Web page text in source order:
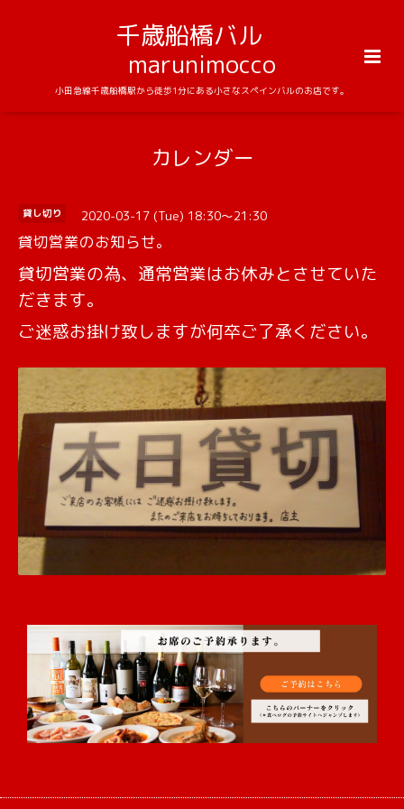
千歳船橋バル
marunimocco
小田急線千歳船橋駅から徒歩1分にある小さなスペインバルのお店です。
カレンダー
貸し切り 2020-03-17 (Tue) 18:30～21:30
貸切営業のお知らせ。
貸切営業の為、通常営業はお休みとさせていた
だきます。
ご迷惑お掛け致しますが何卒ご了承ください。